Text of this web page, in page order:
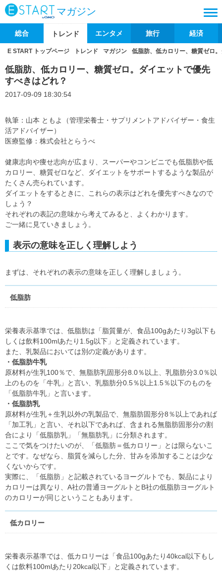
マガジン
総合 トレンド エンタメ 旅行 経済
E START トップページ トレンド マガジン 低脂肪、低カロリー、糖質ゼロ
低脂肪、低カロリー、糖質ゼロ。ダイエットで優先
すべきはどれ？
2017-09-09 18:30:54
執筆：山本 ともよ（管理栄養士・サプリメントアドバイザー・食生
活アドバイザー）
医療監修：株式会社とらうべ
健康志向や痩せ志向が広まり、スーパーやコンビニでも低脂肪や低
カロリー、糖質ゼロなど、ダイエットをサポートするような製品が
たくさん売られています。
ダイエットをするときに、これらの表示はどれを優先すべきなので
しょう？
それぞれの表記の意味から考えてみると、よくわかります。
ご一緒に見ていきましょう。
表示の意味を正しく理解しよう
まずは、それぞれの表示の意味を正しく理解しましょう。
低脂肪
栄養表示基準では、低脂肪は「脂質量が、食品100gあたり3g以下も
しくは飲料100mlあたり1.5g以下」と定義されています。
また、乳製品においては別の定義があります。
・低脂肪牛乳
原材料が生乳100％で、無脂肪乳固形分8.0％以上、乳脂肪分3.0％以
上のものを「牛乳」と言い、乳脂肪分0.5％以上1.5％以下のものを
「低脂肪牛乳」と言います。
・低脂肪乳
原材料が生乳＋生乳以外の乳製品で、無脂肪固形分8％以上であれば
「加工乳」と言い、それ以下であれば、含まれる無脂肪固形分の割
合により「低脂肪乳」「無脂肪乳」に分類されます。
ここで気をつけたいのが、「低脂肪＝低カロリー」とは限らないこ
とです。なぜなら、脂質を減らした分、甘みを添加することは少な
くないからです。
実際に、「低脂肪」と記載されているヨーグルトでも、製品により
カロリーは異なり、A社の普通ヨーグルトとB社の低脂肪ヨーグルト
のカロリーが同じということもあります。
低カロリー
栄養表示基準では、低カロリーは「食品100gあたり40kcal以下もし
くは飲料100mlあたり20kcal以下」と定義されています。